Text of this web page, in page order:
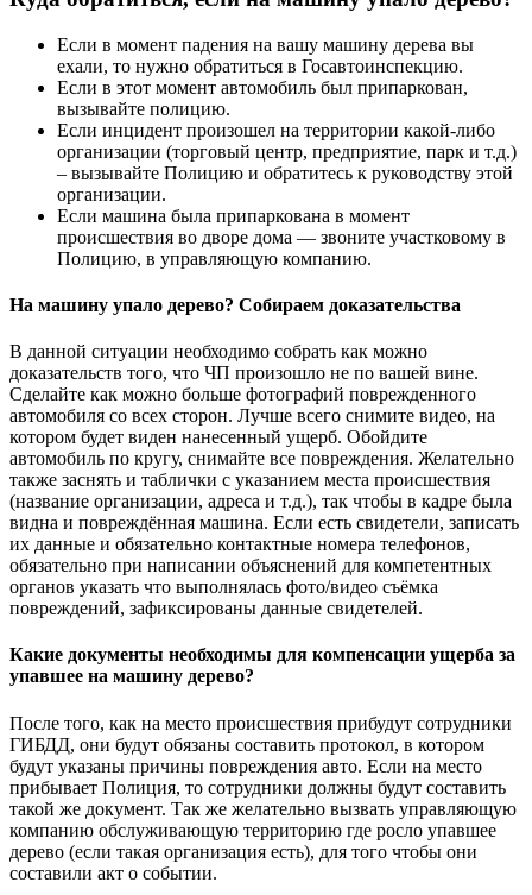
Если в момент падения на вашу машину дерева вы
ехали, то нужно обратиться в Госавтоинспекцию.
Если в этот момент автомобиль был припаркован,
вызывайте полицию.
Если инцидент произошел на территории какой-либо
организации (торговый центр, предприятие, парк и т.д.)
– вызывайте Полицию и обратитесь к руководству этой
организации.
Если машина была припаркована в момент
происшествия во дворе дома — звоните участковому в
Полицию, в управляющую компанию.
На машину упало дерево? Собираем доказательства
В данной ситуации необходимо собрать как можно
доказательств того, что ЧП произошло не по вашей вине.
Сделайте как можно больше фотографий поврежденного
автомобиля со всех сторон. Лучше всего снимите видео, на
котором будет виден нанесенный ущерб. Обойдите
автомобиль по кругу, снимайте все повреждения. Желательно
также заснять и таблички с указанием места происшествия
(название организации, адреса и т.д.), так чтобы в кадре была
видна и повреждённая машина. Если есть свидетели, записать
их данные и обязательно контактные номера телефонов,
обязательно при написании объяснений для компетентных
органов указать что выполнялась фото/видео съёмка
повреждений, зафиксированы данные свидетелей.
Какие документы необходимы для компенсации ущерба за
упавшее на машину дерево?
После того, как на место происшествия прибудут сотрудники
ГИБДД, они будут обязаны составить протокол, в котором
будут указаны причины повреждения авто. Если на место
прибывает Полиция, то сотрудники должны будут составить
такой же документ. Так же желательно вызвать управляющую
компанию обслуживающую территорию где росло упавшее
дерево (если такая организация есть), для того чтобы они
составили акт о событии.